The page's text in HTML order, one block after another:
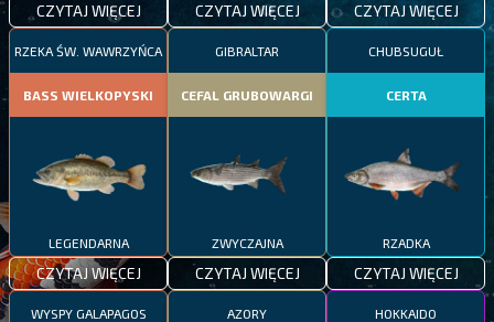
CZYTAJ WIĘCEJ CZYTAJ WIĘCEJ CZYTAJ WIĘCEJ
RZEKA ŚW. WAWRZYŃCA
BASS WIELKOPYSKI
LEGENDARNA
CZYTAJ WIĘCEJ
GIBRALTAR
CEFAL GRUBOWARGI
ZWYCZAJNA
CZYTAJ WIĘCEJ
CHUBSUGUŁ
CERTA
RZADKA
CZYTAJ WIĘCEJ
WYSPY GALAPAGOS AZORY HOKKAIDO